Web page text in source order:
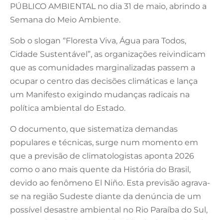
PÚBLICO AMBIENTAL no dia 31 de maio, abrindo a
Semana do Meio Ambiente.
Sob o slogan “Floresta Viva, Água para Todos,
Cidade Sustentável”, as organizações reivindicam
que as comunidades marginalizadas passem a
ocupar o centro das decisões climáticas e lança
um Manifesto exigindo mudanças radicais na
política ambiental do Estado.
O documento, que sistematiza demandas
populares e técnicas, surge num momento em
que a previsão de climatologistas aponta 2026
como o ano mais quente da História do Brasil,
devido ao fenômeno El Niño. Esta previsão agrava-
se na região Sudeste diante da denúncia de um
possível desastre ambiental no Rio Paraíba do Sul,